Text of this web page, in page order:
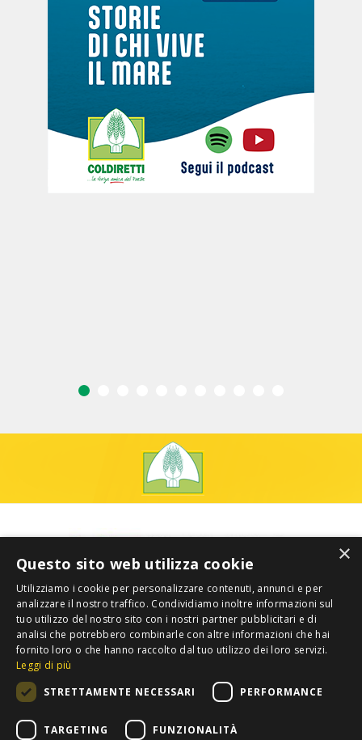
×
Questo sito web utilizza cookie
Utilizziamo i cookie per personalizzare contenuti, annunci e per
analizzare il nostro traffico. Condividiamo inoltre informazioni sul
tuo utilizzo del nostro sito con i nostri partner pubblicitari e di
analisi che potrebbero combinarle con altre informazioni che hai
fornito loro o che hanno raccolto dal tuo utilizzo dei loro servizi.
Leggi di più
STRETTAMENTE NECESSARI
PERFORMANCE
TARGETING FUNZIONALITÀ